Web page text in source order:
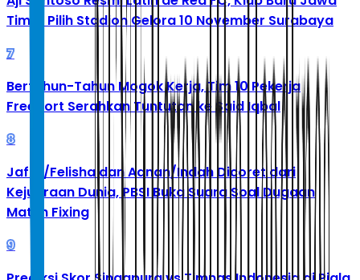
Timur Pilih Stadion Gelora 10 November Surabaya
7
Bertahun-Tahun Mogok Kerja, Tim 10 Pekerja
Freeport Serahkan Tuntutan ke Said Iqbal
8
Jafar/Felisha dan Adnan/Indah Dicoret dari
Kejuaraan Dunia, PBSI Buka Suara Soal Dugaan
Match Fixing
9